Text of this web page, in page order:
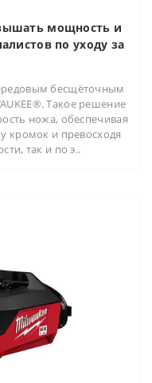
мощность и
по уходу за
бесщёточным
Такое решение
ножа, обеспечивая
кромок и превосходя
так и по э..